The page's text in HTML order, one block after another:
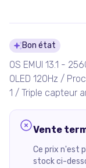
Détails
Bon état
OS EMUI 13.1 -
OLED 120Hz /
1 / Triple capteur
Vente
Ce prix n'est
stock ci-